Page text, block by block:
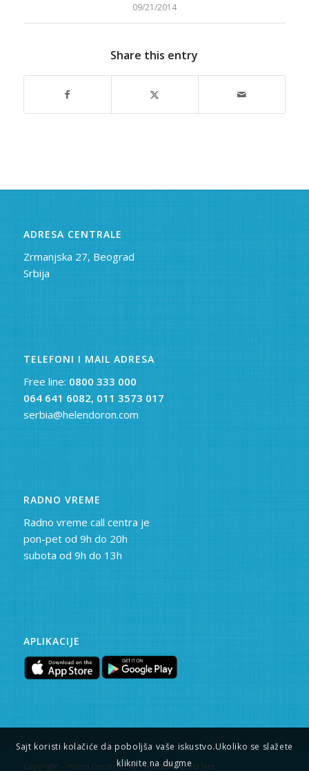
09/21/2014
Share this entry
ADRESA CENTRALE
Zrmanjska 27, Beograd
Srbija
TELEFONI I MAIL ADRESA
Free line: 0800 333 000
064 641 6082, 011 3573 017
serbia@helendoron.com
RADNO VREME
Radno vreme call centra je
pon-pet od 9h do 20h
subota od 9h do 13h
APLIKACIJE
Copyright – Helen Doron Srbija • Infostil & Delta Net
Sajt koristi kolačiće da poboljša vaše iskustvo.Ukoliko se slažete
kliknite na dugme